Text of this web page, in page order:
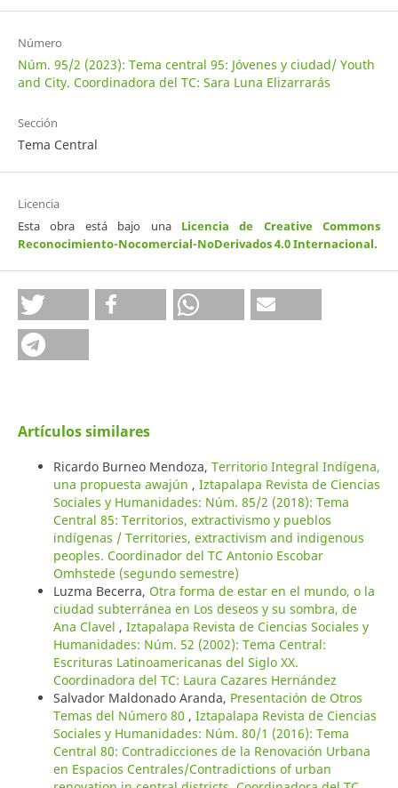
Número
Núm. 95/2 (2023): Tema central 95: Jóvenes y ciudad/ Youth
and City. Coordinadora del TC: Sara Luna Elizarrarás
Sección
Tema Central
Licencia
Esta obra está bajo una Licencia de Creative Commons
Reconocimiento-Nocomercial-NoDerivados 4.0 Internacional.
Artículos similares
Ricardo Burneo Mendoza, Territorio Integral Indígena,
una propuesta awajún , Iztapalapa Revista de Ciencias
Sociales y Humanidades: Núm. 85/2 (2018): Tema
Central 85: Territorios, extractivismo y pueblos
indígenas / Territories, extractivism and indigenous
peoples. Coordinador del TC Antonio Escobar
Omhstede (segundo semestre)
Luzma Becerra, Otra forma de estar en el mundo, o la
ciudad subterránea en Los deseos y su sombra, de
Ana Clavel , Iztapalapa Revista de Ciencias Sociales y
Humanidades: Núm. 52 (2002): Tema Central:
Escrituras Latinoamericanas del Siglo XX.
Coordinadora del TC: Laura Cazares Hernández
Salvador Maldonado Aranda, Presentación de Otros
Temas del Número 80 , Iztapalapa Revista de Ciencias
Sociales y Humanidades: Núm. 80/1 (2016): Tema
Central 80: Contradicciones de la Renovación Urbana
en Espacios Centrales/Contradictions of urban